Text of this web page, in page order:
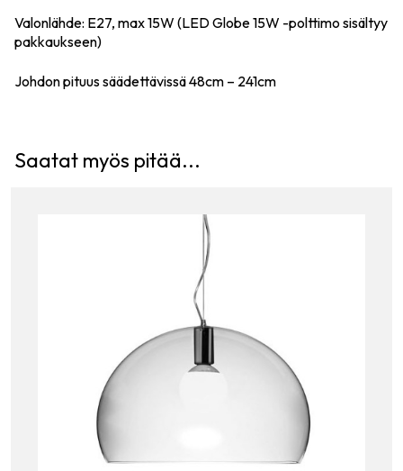
Valonlähde: E27, max 15W (LED Globe 15W -polttimo sisältyy
pakkaukseen)
Johdon pituus säädettävissä 48cm – 241cm
Saatat myös pitää...